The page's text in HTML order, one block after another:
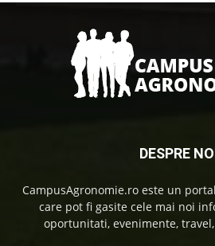
DESPRE
CampusAgronomie.ro este un
care pot fi gasite cele mai noi
oportunitati, evenimente,